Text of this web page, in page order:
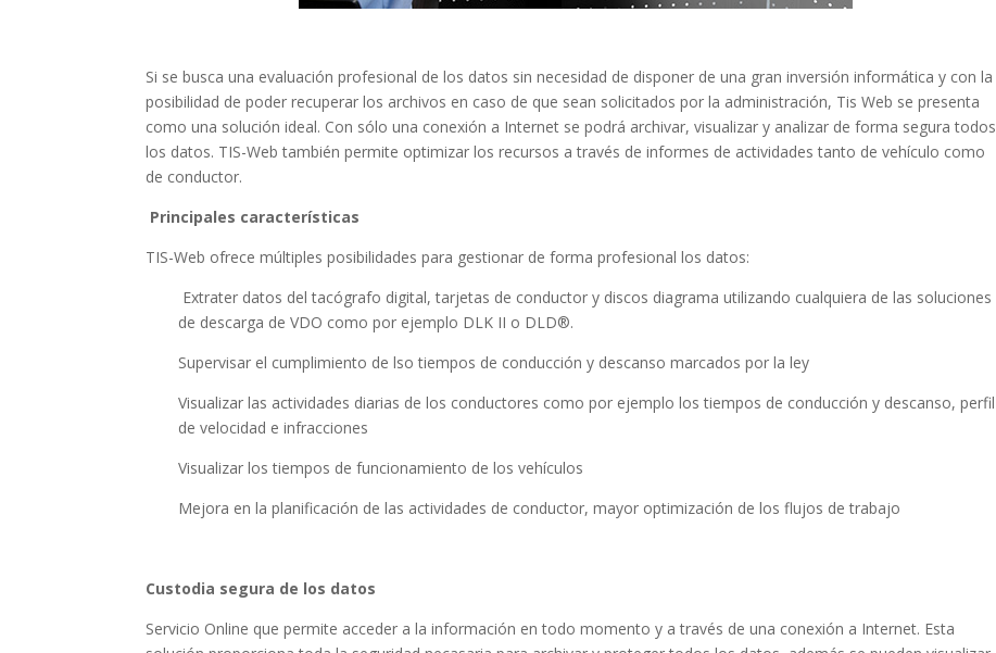
Si se busca una evaluación profesional de los datos sin necesidad de disponer de una gran inversión informática y con la
posibilidad de poder recuperar los archivos en caso de que sean solicitados por la administración, Tis Web se presenta
como una solución ideal. Con sólo una conexión a Internet se podrá archivar, visualizar y analizar de forma segura todos
los datos. TIS-Web también permite optimizar los recursos a través de informes de actividades tanto de vehículo como
de conductor.
Principales características
TIS-Web ofrece múltiples posibilidades para gestionar de forma profesional los datos:
Extrater datos del tacógrafo digital, tarjetas de conductor y discos diagrama utilizando cualquiera de las soluciones
de descarga de VDO como por ejemplo DLK II o DLD®.
Supervisar el cumplimiento de lso tiempos de conducción y descanso marcados por la ley
Visualizar las actividades diarias de los conductores como por ejemplo los tiempos de conducción y descanso, perfil
de velocidad e infracciones
Visualizar los tiempos de funcionamiento de los vehículos
Mejora en la planificación de las actividades de conductor, mayor optimización de los flujos de trabajo
Custodia segura de los datos
Servicio Online que permite acceder a la información en todo momento y a través de una conexión a Internet. Esta